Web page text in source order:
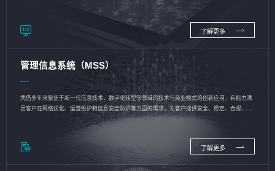
了解更多
管理信息系统（MSS）
凭借多年来聚焦于新一代信息技术、数字化转型等领域的技术与商业模式的创新应用，有能力满
足客户在网络优化、运营维护和信息安全防护等方面的需求，为客户提供安全、稳定、合规、持
了解更多